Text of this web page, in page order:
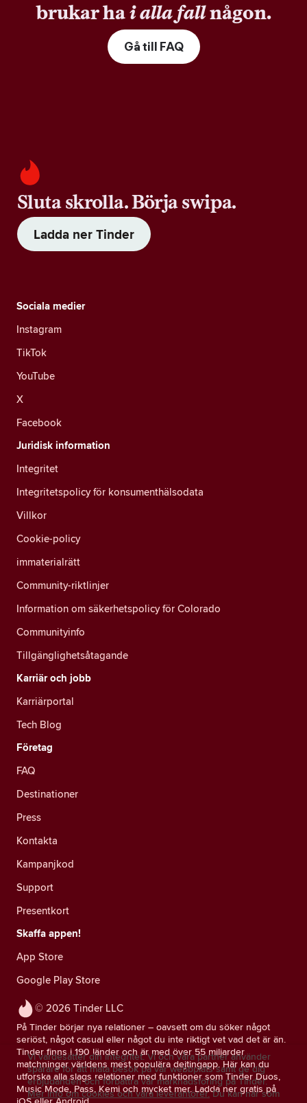
brukar hai alla fallnågon.
Gå till FAQ
Sluta skrolla. Börja swipa.
Ladda ner Tinder
© 2026 Tinder LLC
På Tinder börjar nya relationer – oavsett om du söker något
seriöst, något casual eller något du inte riktigt vet vad det är än.
Tinder finns i 190 länder och är med över 55 miljarder
matchningar världens mest populära dejtingapp. Här kan du
utforska alla slags relationer med funktioner som Tinder Duos,
Music Mode, Pass, Kemi och mycket mer. Ladda ner gratis på
Sociala medier
Instagram
TikTok
YouTube
X
Facebook
Juridisk information
Integritet
Integritetspolicy för konsumenthälsodata
Villkor
Cookie-policy
immaterialrätt
Community-riktlinjer
Information om säkerhetspolicy för Colorado
Communityinfo
Tillgänglighetsåtagande
Karriär och jobb
Karriärportal
Tech Blog
Företag
FAQ
Destinationer
Press
Kontakta
Kampanjkod
Support
Presentkort
Skaffa appen!
App Store
Google Play Store
Vi värdesätter din integritet. Vi och våra partner använder
spårare för att mäta besök på vår webbplats samt ge dig
erbjudanden och förbättra vår marknadsföring på Tinder.
Mer info om cookies och våra leverantörer. Du kan när som